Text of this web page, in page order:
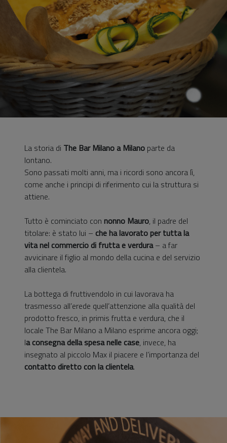
La storia di The Bar Milano a Milano parte da
lontano.
Sono passati molti anni, ma i ricordi sono ancora lì,
come anche i principi di riferimento cui la struttura si
attiene.
Tutto è cominciato con nonno Mauro, il padre del
titolare: è stato lui – che ha lavorato per tutta la
vita nel commercio di frutta e verdura– a far
avvicinare il figlio al mondo della cucina e del servizio
alla clientela.
La bottega di fruttivendolo in cui lavorava ha
trasmesso all’erede quell’attenzione alla qualità del
prodotto fresco, in primis frutta e verdura, che il
locale The Bar Milano a Milano esprime ancora oggi;
la consegna della spesa nelle case, invece, ha
insegnato al piccolo Max il piacere e l’importanza del
contatto diretto con la clientela.